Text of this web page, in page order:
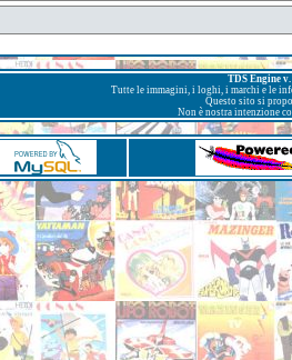
TDS Engine
Tutte le immagini, i loghi, i marchi e le
Questo sito si
Non è nostra intenzione